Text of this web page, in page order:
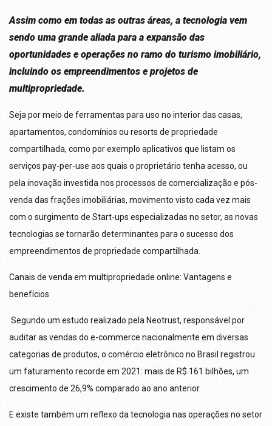
Assim como em todas as outras áreas, a tecnologia vem
sendo uma grande aliada para a expansão das
oportunidades e operações no ramo do turismo imobiliário,
incluindo os empreendimentos e projetos de
multipropriedade.
Seja por meio de ferramentas para uso no interior das casas,
apartamentos, condomínios ou resorts de propriedade
compartilhada, como por exemplo aplicativos que listam os
serviços pay-per-use aos quais o proprietário tenha acesso, ou
pela inovação investida nos processos de comercialização e pós-
venda das frações imobiliárias, movimento visto cada vez mais
com o surgimento de Start-ups especializadas no setor, as novas
tecnologias se tornarão determinantes para o sucesso dos
empreendimentos de propriedade compartilhada.
Canais de venda em multipropriedade online: Vantagens e
benefícios
Segundo um estudo realizado pela Neotrust, responsável por
auditar as vendas do e-commerce nacionalmente em diversas
categorias de produtos, o comércio eletrônico no Brasil registrou
um faturamento recorde em 2021: mais de R$ 161 bilhões, um
crescimento de 26,9% comparado ao ano anterior.
E existe também um reflexo da tecnologia nas operações no setor